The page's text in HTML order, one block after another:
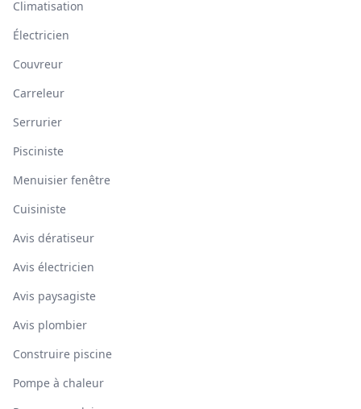
Climatisation
Électricien
Couvreur
Carreleur
Serrurier
Pisciniste
Menuisier fenêtre
Cuisiniste
Avis dératiseur
Avis électricien
Avis paysagiste
Avis plombier
Construire piscine
Pompe à chaleur